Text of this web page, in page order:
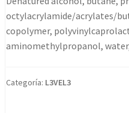
octylacrylamide/acrylates/
copolymer,
aminomethylpropanol,
Categoría: L3VEL3